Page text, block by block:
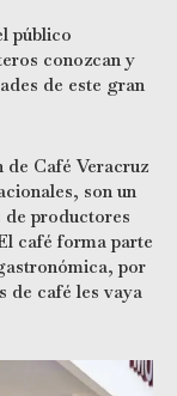
público
conozcan y
de este gran
Café Veracruz
son un
productores
café forma parte
por
de café les vaya